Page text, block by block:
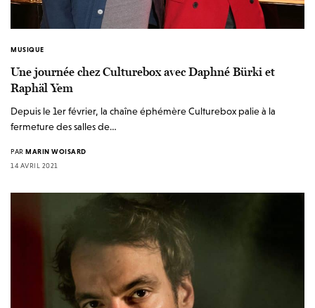
MUSIQUE
Une journée chez Culturebox avec Daphné Bürki et
Raphäl Yem
Depuis le 1er février, la chaîne éphémère Culturebox palie à la
fermeture des salles de…
PAR MARIN WOISARD
14 AVRIL 2021